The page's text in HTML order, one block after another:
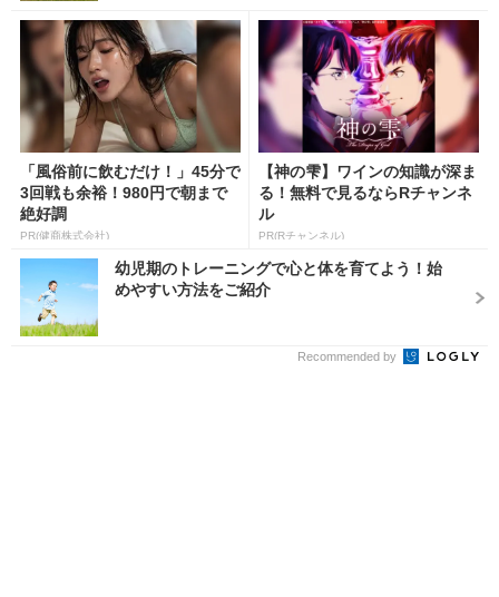
「風俗前に飲むだけ！」45分で
3回戦も余裕！980円で朝まで
絶好調
PR(健商株式会社)
【神の雫】ワインの知識が深ま
る！無料で見るならRチャンネ
ル
PR(Rチャンネル)
幼児期のトレーニングで心と体を育てよう！始
めやすい方法をご紹介
Recommended by